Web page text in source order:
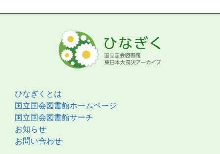
ひなぎくとは
国立国会図書館ホームページ
国立国会図書館サーチ
お知らせ
お問い合わせ